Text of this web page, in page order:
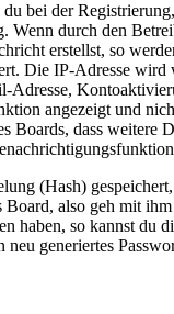
bei der
durch den
erstellst, so
Die IP-Adresse
Adresse,
angezeigt und
Boards, dass weitere
(Hash)
also geh mit
haben, so kannst
generiertes